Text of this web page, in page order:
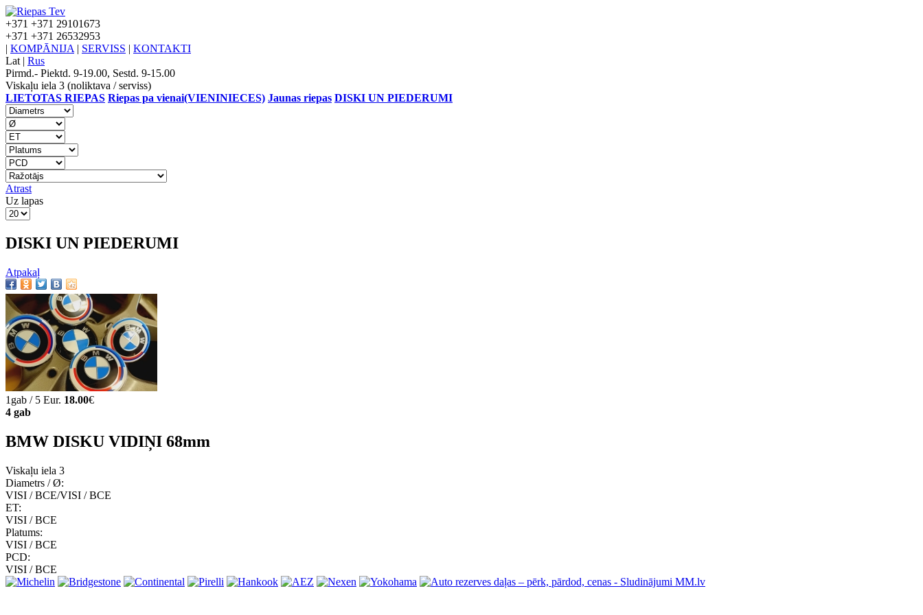
+371 +371 29101673
+371 +371 26532953
| KOMPĀNIJA | SERVISS | KONTAKTI
Lat | Rus
Pirmd.- Piektd. 9-19.00, Sestd. 9-15.00
Viskaļu iela 3 (noliktava / serviss)
LIETOTAS RIEPAS Riepas pa vienai(VIENINIECES) Jaunas riepas DISKI UN PIEDERUMI
Atrast
Uz lapas
DISKI UN PIEDERUMI
Atpakaļ
1gab / 5 Eur. 18.00€
4 gab
BMW DISKU VIDIŅI 68mm
Viskaļu iela 3
Diametrs / Ø:
VISI / ВСЕ/VISI / ВСЕ
ET:
VISI / ВСЕ
Platums:
VISI / ВСЕ
PCD:
VISI / ВСЕ